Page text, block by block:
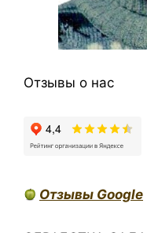
Отзывы о нас
Отзывы Google